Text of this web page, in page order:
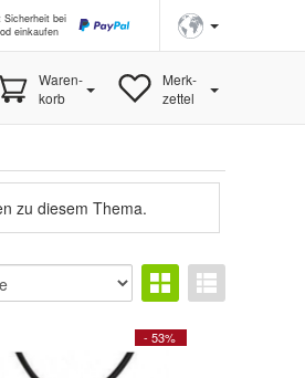
Sicherheit bei
einkaufen
Waren-
korb
Merk-
zettel
zu diesem Thema.
- 53%